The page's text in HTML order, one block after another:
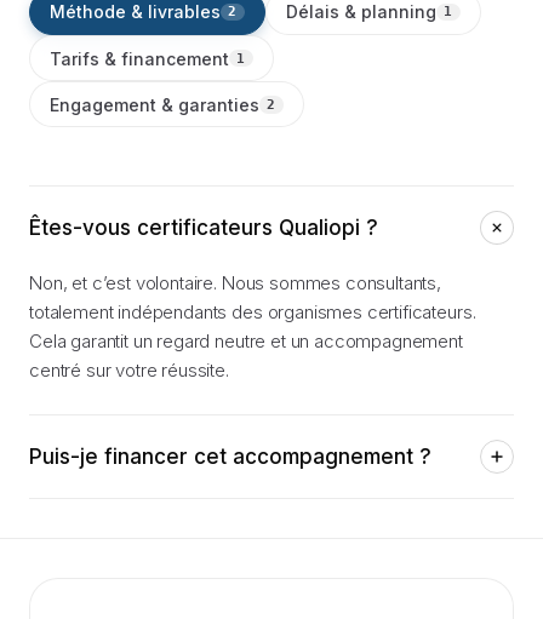
Méthode & livrables 2 Délais & planning 1
Tarifs & financement 1
Engagement & garanties 2
Êtes-vous certificateurs Qualiopi ?
Non, et c’est volontaire. Nous sommes consultants,
totalement indépendants des organismes certificateurs.
Cela garantit un regard neutre et un accompagnement
centré sur votre réussite.
Puis-je financer cet accompagnement ?